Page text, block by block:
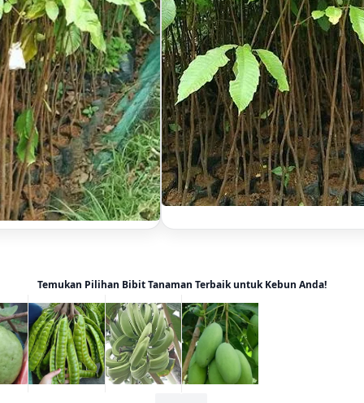
Temukan Pilihan Bibit Tanaman Terbaik untuk Kebun Anda!